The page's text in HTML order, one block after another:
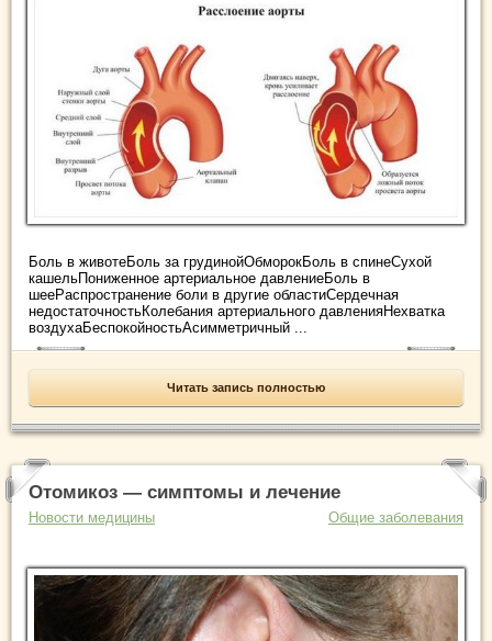
Боль в животеБоль за грудинойОбморокБоль в спинеСухой
кашельПониженное артериальное давлениеБоль в
шееРаспространение боли в другие областиСердечная
недостаточностьКолебания артериального давленияНехватка
воздухаБеспокойностьАсимметричный ...
Читать запись полностью
Отомикоз — симптомы и лечение
Новости медицины Общие заболевания